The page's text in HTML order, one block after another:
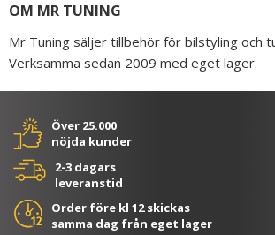
OM MR TUNING
Mr Tuning säljer tillbehör för bilstyling och
Verksamma sedan 2009 med eget lager.
Över 25.000
nöjda kunder
2-3 dagars
leveranstid
Order före kl 12 skickas
samma dag från eget lager